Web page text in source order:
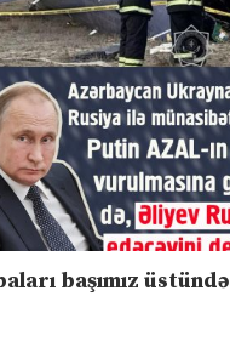
başımız üstündə